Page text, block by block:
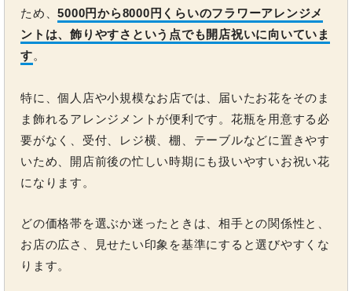
ため、5000円から8000円くらいのフラワーアレンジメ
ントは、飾りやすさという点でも開店祝いに向いていま
す。
特に、個人店や小規模なお店では、届いたお花をそのま
ま飾れるアレンジメントが便利です。花瓶を用意する必
要がなく、受付、レジ横、棚、テーブルなどに置きやす
いため、開店前後の忙しい時期にも扱いやすいお祝い花
になります。
どの価格帯を選ぶか迷ったときは、相手との関係性と、
お店の広さ、見せたい印象を基準にすると選びやすくな
ります。